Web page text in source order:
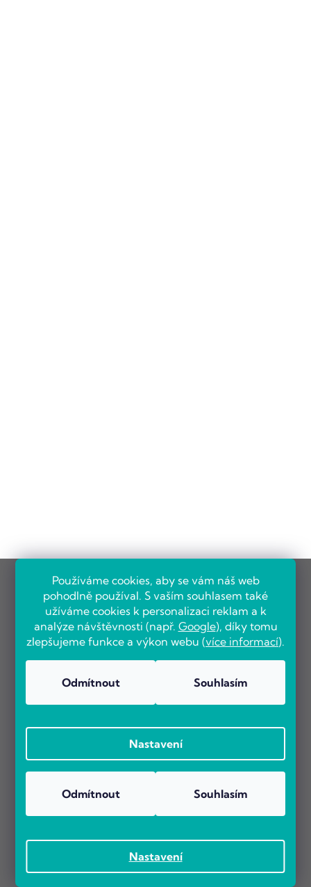
Používáme cookies, aby se vám náš web
pohodlně používal. S vaším souhlasem také
užíváme cookies k personalizaci reklam a k
analýze návštěvnosti (např. Google), díky tomu
zlepšujeme funkce a výkon webu (více informací).
Nastavení
Odmítnout Souhlasím
Nastavení
Odmítnout Souhlasím